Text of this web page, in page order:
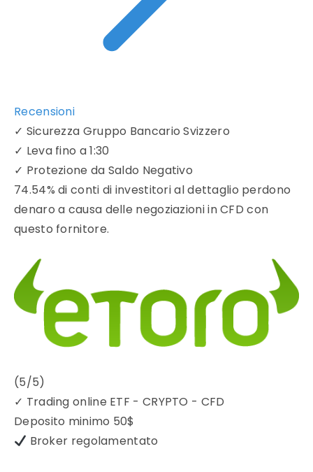
Recensioni
✓ Sicurezza Gruppo Bancario Svizzero
✓ Leva fino a 1:30
✓ Protezione da Saldo Negativo
74.54% di conti di investitori al dettaglio perdono
denaro a causa delle negoziazioni in CFD con
questo fornitore.
(5/5)
✓ Trading online ETF - CRYPTO - CFD
Deposito minimo 50$
Broker regolamentato